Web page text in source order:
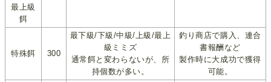
最上級
餌
特殊餌 300
最下級/下級/中級/上級/最上
級ミミズ
通常餌と変わらないが、所
持個数が多い。
釣り商店で購入、連合
書報酬など
製作時に大成功で獲得
可能。